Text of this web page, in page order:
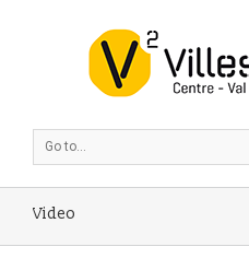
Go to...
Video